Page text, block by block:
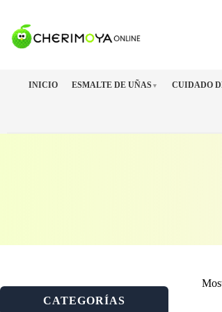
contenido
INICIO ESMALTE DE UÑAS ▼ CUIDADO
CATEGORÍAS